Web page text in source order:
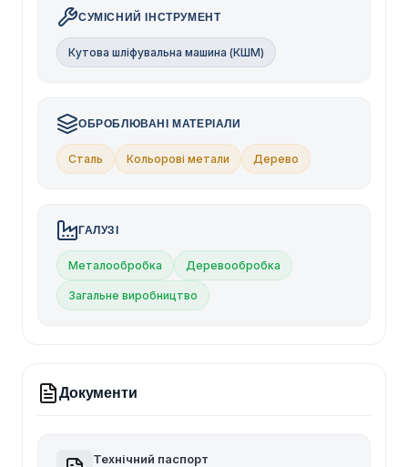
СУМІСНИЙ ІНСТРУМЕНТ
Кутова шліфувальна машина (КШМ)
ОБРОБЛЮВАНІ МАТЕРІАЛИ
Сталь Кольорові метали Дерево
ГАЛУЗІ
Металообробка Деревообробка
Загальне виробництво
Документи
Технічний паспорт